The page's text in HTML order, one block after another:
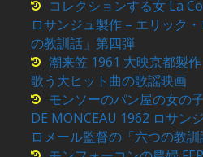
コレクションする女 La
ロサンジュ製作 – エリック
の教訓話」第四弾
潮来笠 1961 大映京都製
歌う大ヒット曲の歌謡映画
モンソーのパン屋の女の
DE MONCEAU 1962 ロサン
ロメール監督の「六つの教